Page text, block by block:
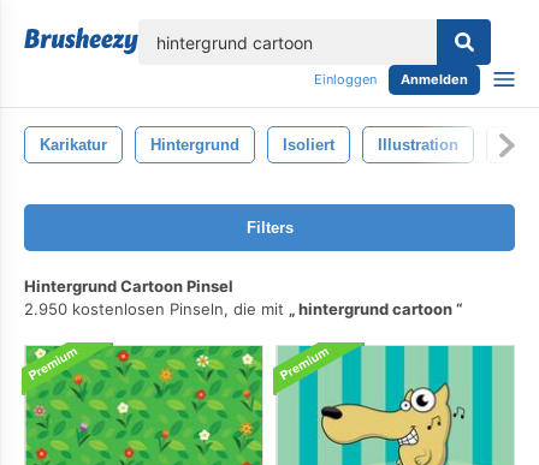
Einloggen Anmelden
Karikatur Hintergrund Isoliert Illustration
Filters
Hintergrund Cartoon Pinsel
2.950 kostenlosen Pinseln, die mit
hintergrund cartoon